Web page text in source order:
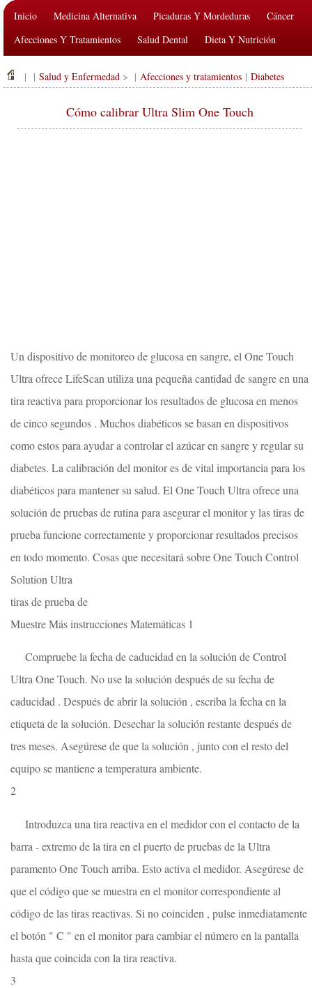
Inicio Medicina Alternativa Picaduras Y Mordeduras
Cáncer
Afecciones Y Tratamientos
Salud Dental
Dieta Y Nutrición
Salud Pública Y Seguridad
Cirugías Y Procedimientos Salud
| | Salud y Enfermedad > | Afecciones y tratamientos | Diabetes
Cómo calibrar Ultra Slim One Touch
Un dispositivo de monitoreo de glucosa en sangre, el One Touch
Ultra ofrece LifeScan utiliza una pequeña cantidad de sangre en una
tira reactiva para proporcionar los resultados de glucosa en menos
de cinco segundos . Muchos diabéticos se basan en dispositivos
como estos para ayudar a controlar el azúcar en sangre y regular su
diabetes. La calibración del monitor es de vital importancia para los
diabéticos para mantener su salud. El One Touch Ultra ofrece una
solución de pruebas de rutina para asegurar el monitor y las tiras de
prueba funcione correctamente y proporcionar resultados precisos
en todo momento. Cosas que necesitará sobre One Touch Control
Solution Ultra
tiras de prueba de
Muestre Más instrucciones Matemáticas 1
Compruebe la fecha de caducidad en la solución de Control
Ultra One Touch. No use la solución después de su fecha de
caducidad . Después de abrir la solución , escriba la fecha en la
etiqueta de la solución. Desechar la solución restante después de
tres meses. Asegúrese de que la solución , junto con el resto del
equipo se mantiene a temperatura ambiente.
2
Introduzca una tira reactiva en el medidor con el contacto de la
barra - extremo de la tira en el puerto de pruebas de la Ultra
paramento One Touch arriba. Esto activa el medidor. Asegúrese de
que el código que se muestra en el monitor correspondiente al
código de las tiras reactivas. Si no coinciden , pulse inmediatamente
el botón " C " en el monitor para cambiar el número en la pantalla
hasta que coincida con la tira reactiva.
3